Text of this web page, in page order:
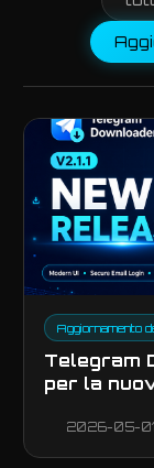
Aggiornamento
Telegram
per la
2026-05-01